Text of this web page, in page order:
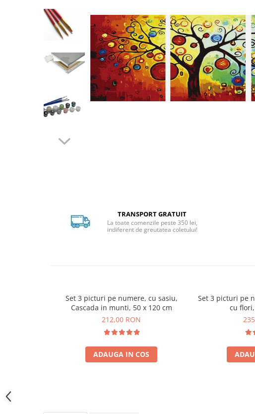
TRANSPORT GRATUIT
La toate comenzile peste 350 lei,
indiferent de greutatea coletului!
Set 3 picturi pe numere, cu sasiu,
Cascada in munti, 50 x 120 cm
212,00 RON
ADAUGA IN COS
Set 3 picturi pe
cu